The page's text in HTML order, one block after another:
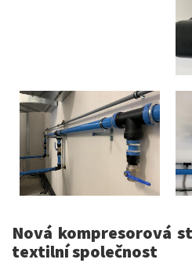
Nová kompresorová
textilní společnost